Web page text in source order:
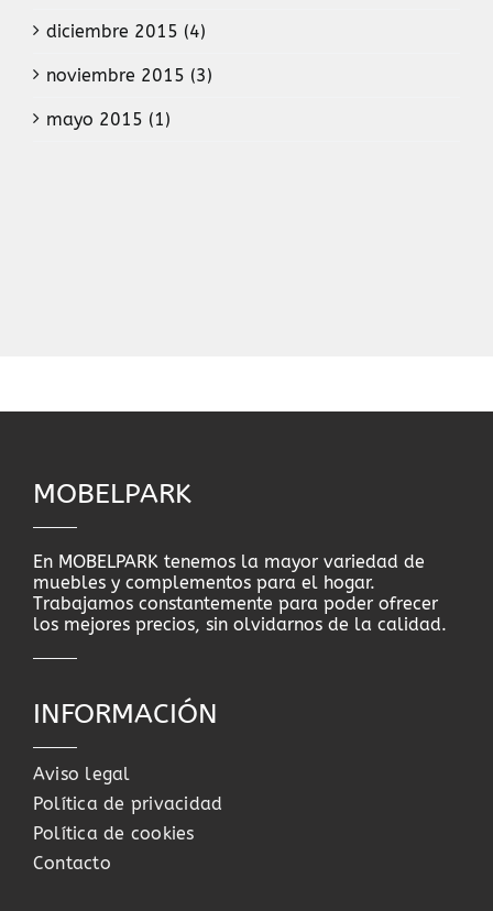
diciembre 2015 (4)
noviembre 2015 (3)
mayo 2015 (1)
MOBELPARK
En MOBELPARK tenemos la mayor variedad de
muebles y complementos para el hogar.
Trabajamos constantemente para poder ofrecer
los mejores precios, sin olvidarnos de la calidad.
INFORMACIÓN
Aviso legal
Política de privacidad
Política de cookies
Contacto